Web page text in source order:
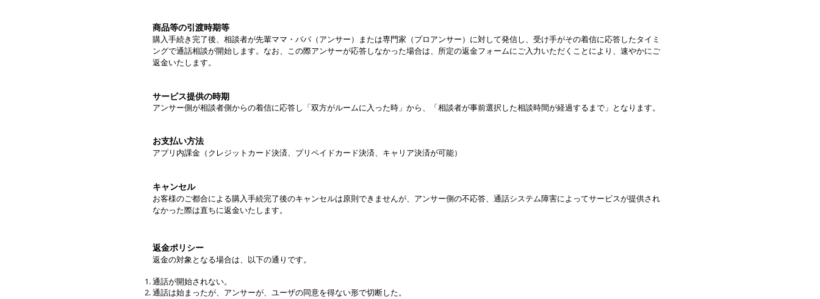
商品等の引渡時期等
購入手続き完了後、相談者が先輩ママ・パパ（アンサー）または専門家（プロアンサー）に対して発信し、受け手がその着信に応答したタイミ
ングで通話相談が開始します。なお、この際アンサーが応答しなかった場合は、所定の返金フォームにご入力いただくことにより、 速やかにご
返金いたします。
サービス提供の時期
アンサー側が相談者側からの着信に応答し 「双方がルームに入った時」から、「相談者が事前選択した相談時間が経過するまで」となります。
お支払い方法
アプリ内課金（クレジットカード決済、プリペイドカード決済、キャリア決済が可能）
キャンセル
お客様のご都合による購入手続完了後のキャンセルは原則できませんが、アンサー側の不応答、通話システム障害によってサービスが提供され
なかった際は直ちに返金いたします。
返金ポリシー
返金の対象となる場合は、以下の通りです。
通話が開始されない。
通話は始まったが、アンサーが、ユーザの同意を得ない形で切断した。